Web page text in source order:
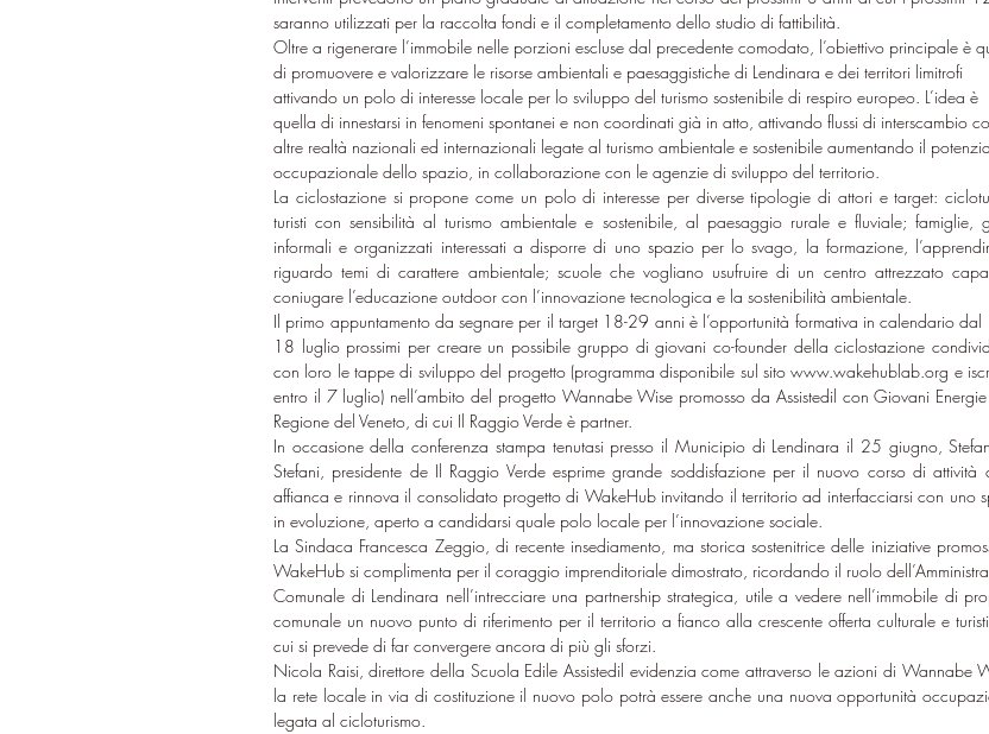
saranno utilizzati per la raccolta fondi e il completamento dello studio di fattibilità.
Oltre a rigenerare l’immobile nelle porzioni escluse dal precedente comodato, l’obiettivo principale è
di promuovere e valorizzare le risorse ambientali e paesaggistiche di Lendinara e dei territori limitrofi
attivando un polo di interesse locale per lo sviluppo del turismo sostenibile di respiro europeo. L’idea è
quella di innestarsi in fenomeni spontanei e non coordinati già in atto, attivando flussi di interscambio
altre realtà nazionali ed internazionali legate al turismo ambientale e sostenibile aumentando il
occupazionale dello spazio, in collaborazione con le agenzie di sviluppo del territorio.
La ciclostazione si propone come un polo di interesse per diverse tipologie di attori e target:
turisti con sensibilità al turismo ambientale e sostenibile, al paesaggio rurale e fluviale; famiglie,
informali e organizzati interessati a disporre di uno spazio per lo svago, la formazione,
riguardo temi di carattere ambientale; scuole che vogliano usufruire di un centro attrezzato
coniugare l’educazione outdoor con l’innovazione tecnologica e la sostenibilità ambientale.
Il primo appuntamento da segnare per il target 18-29 anni è l’opportunità formativa in calendario
18 luglio prossimi per creare un possibile gruppo di giovani co-founder della ciclostazione
con loro le tappe di sviluppo del progetto (programma disponibile sul sito www.wakehublab.org e
entro il 7 luglio) nell’ambito del progetto Wannabe Wise promosso da Assistedil con Giovani
Regione del Veneto, di cui Il Raggio Verde è partner.
In occasione della conferenza stampa tenutasi presso il Municipio di Lendinara il 25 giugno,
Stefani, presidente de Il Raggio Verde esprime grande soddisfazione per il nuovo corso di attività
affianca e rinnova il consolidato progetto di WakeHub invitando il territorio ad interfacciarsi con uno
in evoluzione, aperto a candidarsi quale polo locale per l’innovazione sociale.
La Sindaca Francesca Zeggio, di recente insediamento, ma storica sostenitrice delle iniziative
WakeHub si complimenta per il coraggio imprenditoriale dimostrato, ricordando il ruolo
Comunale di Lendinara nell’intrecciare una partnership strategica, utile a vedere nell’immobile di
comunale un nuovo punto di riferimento per il territorio a fianco alla crescente offerta culturale e
cui si prevede di far convergere ancora di più gli sforzi.
Nicola Raisi, direttore della Scuola Edile Assistedil evidenzia come attraverso le azioni di Wannabe
la rete locale in via di costituzione il nuovo polo potrà essere anche una nuova opportunità
legata al cicloturismo.